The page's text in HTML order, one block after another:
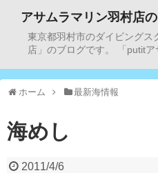
アサムラマリン羽村店
東京都羽村市のダイビングス
店」のブログです。 「putitア
ホーム 最新海情報
海めし
2011/4/6